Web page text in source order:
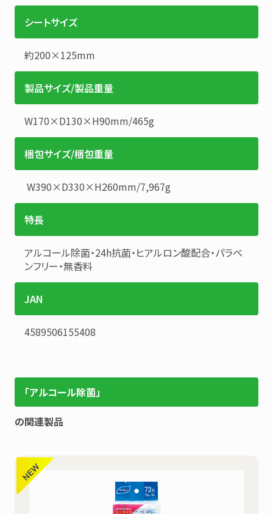
シートサイズ
約200×125mm
製品サイズ/製品重量
W170×D130×H90mm/465g
梱包サイズ/梱包重量
W390×D330×H260mm/7,967g
特長
アルコール除菌・24h抗菌・ヒアルロン酸配合・パラベ
ンフリー・無香料
JAN
4589506155408
「アルコール除菌」
の関連製品